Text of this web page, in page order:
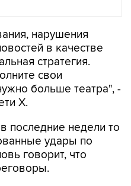
нарушения
в качестве
стратегия.
свои
больше театра", -
X.
последние недели то
удары по
говорит, что